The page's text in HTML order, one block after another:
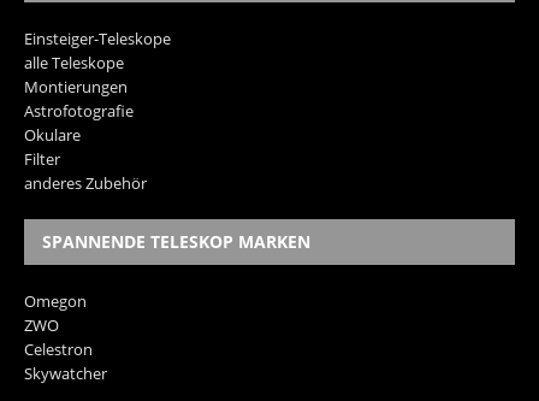
Einsteiger-Teleskope
alle Teleskope
Montierungen
Astrofotografie
Okulare
Filter
anderes Zubehör
SPANNENDE TELESKOP MARKEN
Omegon
ZWO
Celestron
Skywatcher